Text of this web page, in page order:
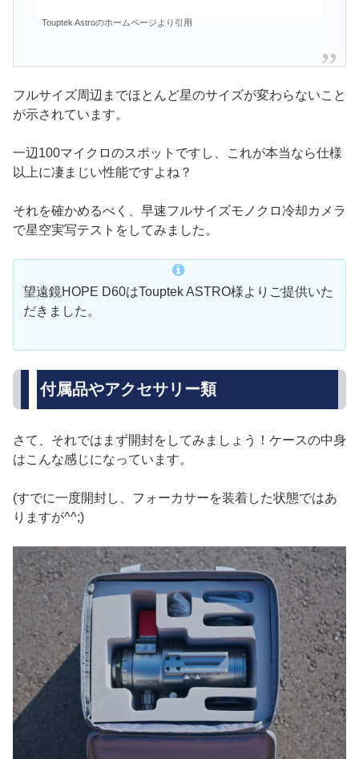
Touptek Astroのホームページより引用
フルサイズ周辺までほとんど星のサイズが変わらないこと
が示されています。
一辺100マイクロのスポットですし、これが本当なら仕様
以上に凄まじい性能ですよね？
それを確かめるべく、早速フルサイズモノクロ冷却カメラ
で星空実写テストをしてみました。
望遠鏡HOPE D60はTouptek ASTRO様よりご提供いた
だきました。
付属品やアクセサリー類
さて、それではまず開封をしてみましょう！ケースの中身
はこんな感じになっています。
(すでに一度開封し、フォーカサーを装着した状態ではあ
りますが^^;)